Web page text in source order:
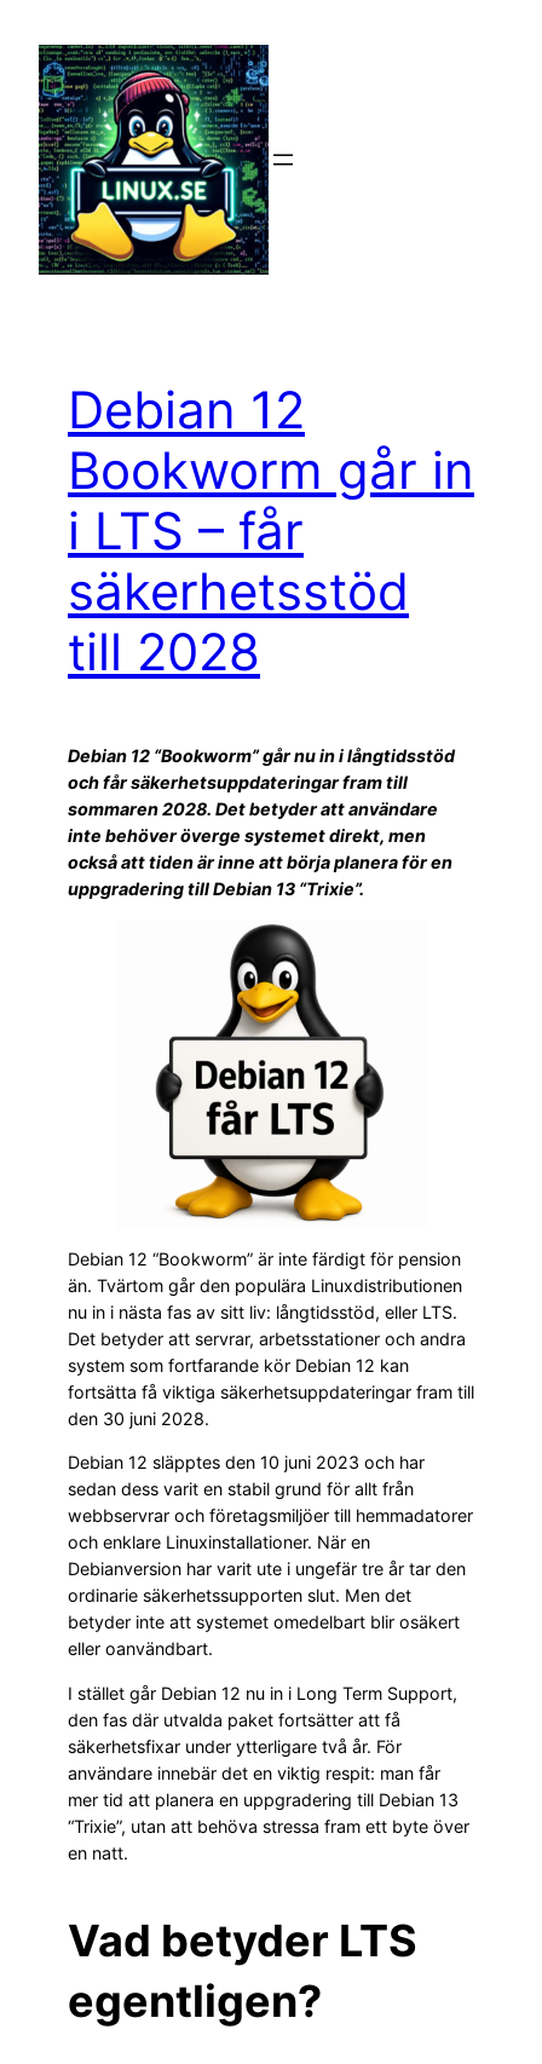
innehåll
Debian 12
Bookworm går in
i LTS – får
säkerhetsstöd
till 2028
Debian 12 “Bookworm” går nu in i långtidsstöd
och får säkerhetsuppdateringar fram till
sommaren 2028. Det betyder att användare
inte behöver överge systemet direkt, men
också att tiden är inne att börja planera för en
uppgradering till Debian 13 “Trixie”.
Debian 12 “Bookworm” är inte färdigt för pension
än. Tvärtom går den populära Linuxdistributionen
nu in i nästa fas av sitt liv: långtidsstöd, eller LTS.
Det betyder att servrar, arbetsstationer och andra
system som fortfarande kör Debian 12 kan
fortsätta få viktiga säkerhetsuppdateringar fram till
den 30 juni 2028.
Debian 12 släpptes den 10 juni 2023 och har
sedan dess varit en stabil grund för allt från
webbservrar och företagsmiljöer till hemmadatorer
och enklare Linuxinstallationer. När en
Debianversion har varit ute i ungefär tre år tar den
ordinarie säkerhetssupporten slut. Men det
betyder inte att systemet omedelbart blir osäkert
eller oanvändbart.
I stället går Debian 12 nu in i Long Term Support,
den fas där utvalda paket fortsätter att få
säkerhetsfixar under ytterligare två år. För
användare innebär det en viktig respit: man får
mer tid att planera en uppgradering till Debian 13
“Trixie”, utan att behöva stressa fram ett byte över
en natt.
Vad betyder LTS
egentligen?